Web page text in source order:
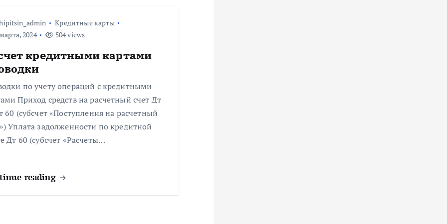
Кредитные карты
2024
504 views
кредитными картами
по учету операций с кредитными
Приход средств на расчетный счет Дт
60 (субсчет «Поступления на расчетный
Уплата задолженности по кредитной
Дт 60 (субсчет «Расчеты…
reading